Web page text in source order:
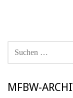
NACH:
MFBW-